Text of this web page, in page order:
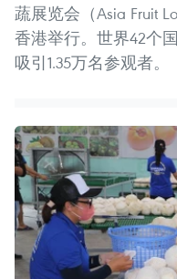
蔬展览会（Asia Fruit
香港举行。世界42个
吸引1.35万名参观者。